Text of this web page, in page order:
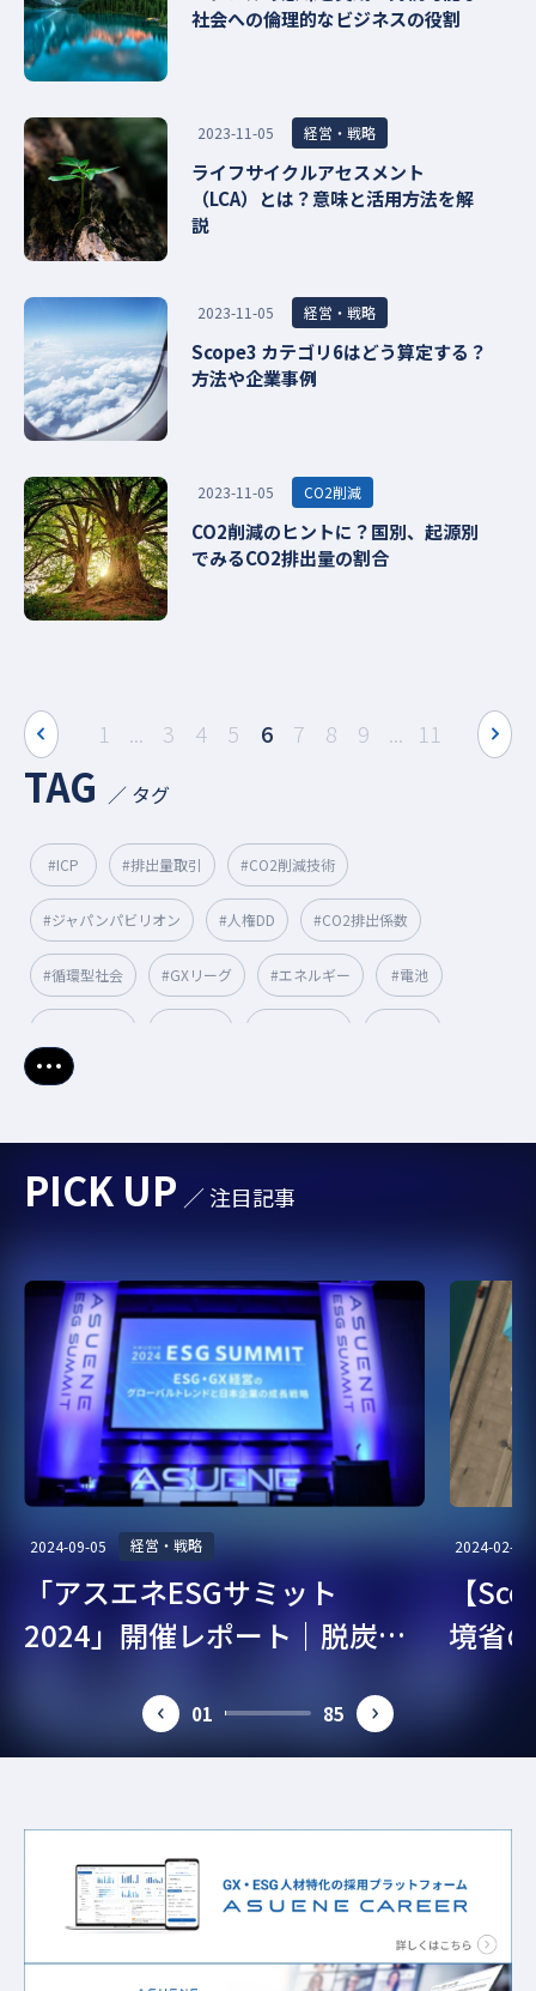
社会への倫理的なビジネスの役割
2023-11-05 経営・戦略
ライフサイクルアセスメント
（LCA）とは？意味と活用方法を解
説
2023-11-05 経営・戦略
Scope3 カテゴリ6はどう算定する？
方法や企業事例
2023-11-05 CO2削減
CO2削減のヒントに？国別、起源別
でみるCO2排出量の割合
prev 1 ... 3 4 5 6 7 8 9 ... 11 next
TAG ／ タグ
#ICP #排出量取引 #CO2削減技術
#ジャパンパビリオン #人権DD #CO2排出係数
#循環型社会 #GXリーグ #エネルギー #電池
#国連機構変動枠組条約締約国会議
#循環型経済 #VPP #脱炭素 #電気EV
#スマートシティ #サプライチェーン
#カーボンオフセット、カーボンプライシング、排出権取引、排出量取
#削減貢献量 #クリーニング #自動車
#地域 #CSRD #CDP回答
#エネルギーマネジメント #CO2算定 #ESG投資
#ユニフォーム
#脱炭素経営 #CSO #CBAM #リサイクル
#CDPスコア #エネマネ事業者 #排出係数
#作業着 #GX人材
#ESGデータ #欧州規制 #人的資本 #気候変動
#cat1 #カーボンニュートラル
#CO2排出削減 #ライフスタイル #欧州電池規則
#サステナブル転職 #GHG
さらに表示
PICK UP ／ 注目記事
2024-09-05 経営・戦略
「アスエネESGサミット
2024」開催レポート｜脱炭
2024-02-07
【
境省
prev 01 85 next